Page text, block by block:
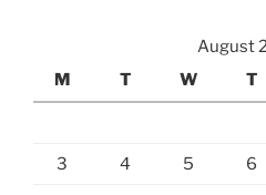
August
M
T W T
3 4 5 6